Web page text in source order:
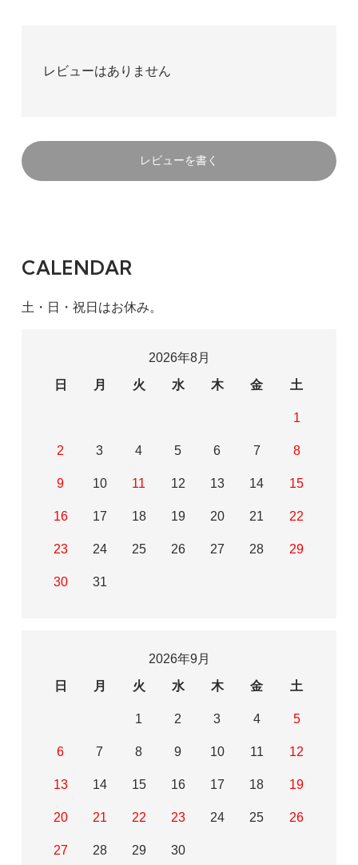
レビューはありません
レビューを書く
CALENDAR
土・日・祝日はお休み。
2026年8月
日
月 火 水 木 金 土
1
2 3 4 5 6 7 8
9 10 11 12 13 14 15
16 17 18 19 20 21 22
23 24 25 26 27 28 29
30 31
2026年9月
日
月 火 水 木 金 土
1 2 3 4 5
6 7 8 9 10 11 12
13 14 15 16 17 18 19
20 21 22 23 24 25 26
27 28 29 30